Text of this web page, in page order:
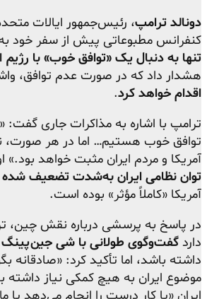
دونالد ترامپ، رئیس‌جمهور ایالات
کنفرانس مطبوعاتی پیش از سفر خود
تنها به دنبال یک «توافق خوب» با رژیم
هشدار داد که در صورت عدم توافق،
اقدام خواهد کرد.
ترامپ با اشاره به مذاکرات جاری گفت:
توافق خوب هستیم… اما در هر صورت،
آمریکا و مردم ایران مثبت خواهد بود.»
توان نظامی ایران به‌شدت تضعیف شده
آمریکا «کاملاً مؤثر» بوده است.
در پاسخ به پرسشی درباره نقش چین،
دارد گفت‌وگوی طولانی با شی جین‌پینگ
داشته باشد، اما تأکید کرد: «صادقانه
موضوع ایران به هیچ کمکی نیاز داشته